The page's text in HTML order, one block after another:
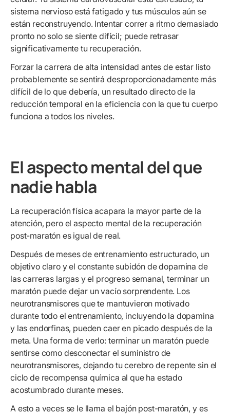
sistema nervioso está fatigado y tus músculos aún se
están reconstruyendo. Intentar correr a ritmo demasiado
pronto no solo se siente difícil; puede retrasar
significativamente tu recuperación.
Forzar la carrera de alta intensidad antes de estar listo
probablemente se sentirá desproporcionadamente más
difícil de lo que debería, un resultado directo de la
reducción temporal en la eficiencia con la que tu cuerpo
funciona a todos los niveles.
El aspecto mental del que
nadie habla
La recuperación física acapara la mayor parte de la
atención, pero el aspecto mental de la recuperación
post-maratón es igual de real.
Después de meses de entrenamiento estructurado, un
objetivo claro y el constante subidón de dopamina de
las carreras largas y el progreso semanal, terminar un
maratón puede dejar un vacío sorprendente. Los
neurotransmisores que te mantuvieron motivado
durante todo el entrenamiento, incluyendo la dopamina
y las endorfinas, pueden caer en picado después de la
meta. Una forma de verlo: terminar un maratón puede
sentirse como desconectar el suministro de
neurotransmisores, dejando tu cerebro de repente sin el
ciclo de recompensa química al que ha estado
acostumbrado durante meses.
A esto a veces se le llama el bajón post-maratón, y es